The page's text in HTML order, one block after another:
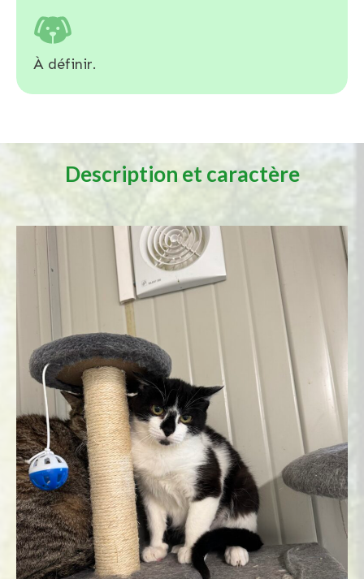
À définir.
Description et caractère